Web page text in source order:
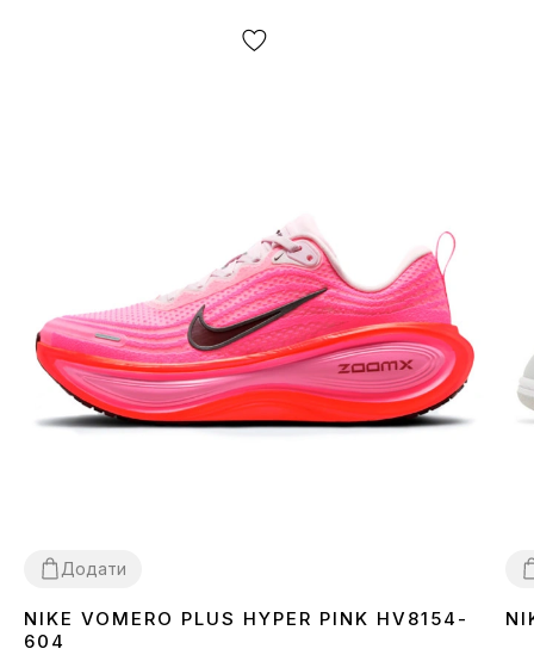
Додати
3637 39
NIKE VOMERO PLUS HYPER PINK HV8154-
604